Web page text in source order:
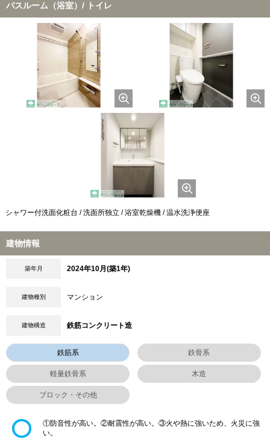
バスルーム（浴室）/ トイレ
シャワー付洗面化粧台 / 洗面所独立 / 浴室乾燥機 / 温水洗浄便座
建物情報
築年月 2024年10月(築1年)
建物種別 マンション
建物構造 鉄筋コンクリート造
鉄筋系 鉄骨系
軽量鉄骨系 木造
ブロック・その他
①防音性が高い。②耐震性が高い。③火や熱に強いため、火災に強
い。